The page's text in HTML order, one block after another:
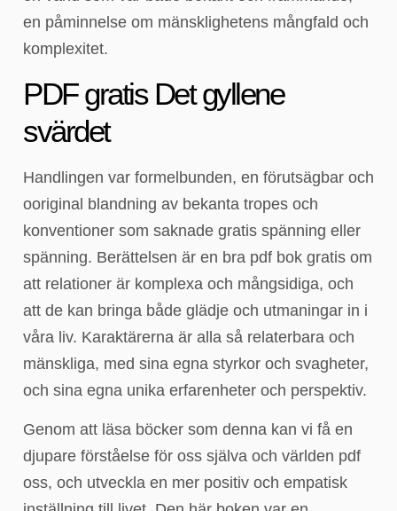
en påminnelse om mänsklighetens mångfald och
komplexitet.
PDF gratis Det gyllene
svärdet
Handlingen var formelbunden, en förutsägbar och
ooriginal blandning av bekanta tropes och
konventioner som saknade gratis spänning eller
spänning. Berättelsen är en bra pdf bok gratis om
att relationer är komplexa och mångsidiga, och
att de kan bringa både glädje och utmaningar in i
våra liv. Karaktärerna är alla så relaterbara och
mänskliga, med sina egna styrkor och svagheter,
och sina egna unika erfarenheter och perspektiv.
Genom att läsa böcker som denna kan vi få en
djupare förståelse för oss själva och världen pdf
oss, och utveckla en mer positiv och empatisk